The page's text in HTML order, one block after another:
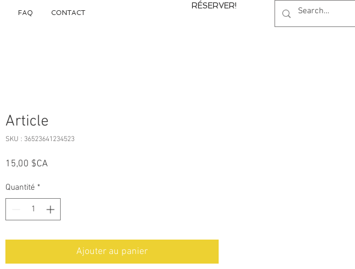
FAQ CONTACT
RÉSERVER!
Article
SKU : 36523641234523
15,00 $CA
Quantité *
Ajouter au panier